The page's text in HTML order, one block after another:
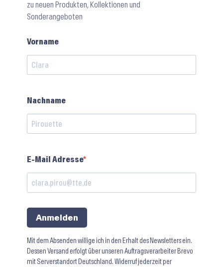
zu neuen Produkten, Kollektionen und
Sonderangeboten
Vorname
Nachname
E-Mail Adresse
Anmelden
Mit dem Absenden willige ich in den Erhalt des Newsletters ein.
Dessen Versand erfolgt über unseren Auftragsverarbeiter Brevo
mit Serverstandort Deutschland. Widerruf jederzeit per